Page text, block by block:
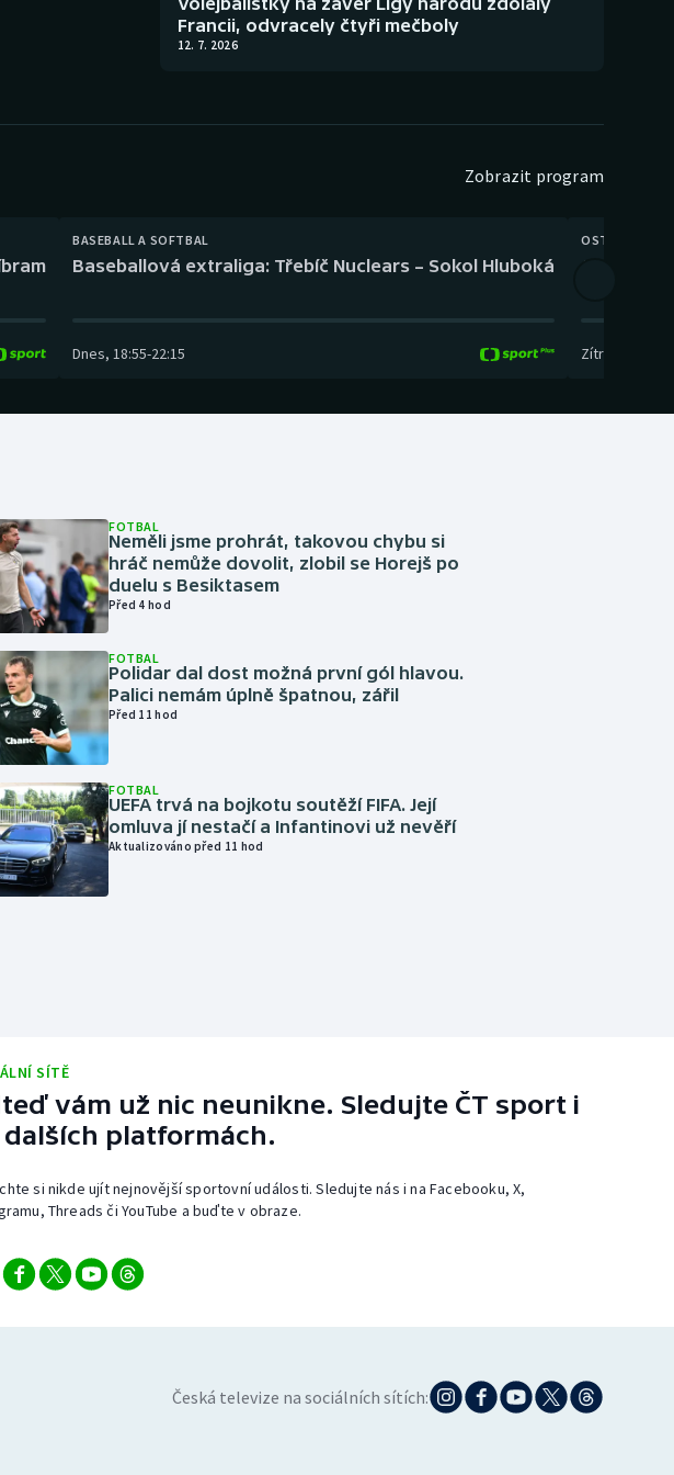
Francii, odvracely čtyři mečboly
12. 7. 2026
Zobrazit program
BASEBALL A SOFTBAL
Baseballová extraliga: Třebíč Nuclears – Sokol Hluboká
Dnes, 18:55-22:15
OSTATNÍ
Zítra
FOTBAL
Neměli jsme prohrát, takovou chybu si
hráč nemůže dovolit, zlobil se Horejš po
duelu s Besiktasem
Před 4 hod
FOTBAL
Polidar dal dost možná první gól hlavou.
Palici nemám úplně špatnou, zářil
Před 11 hod
FOTBAL
UEFA trvá na bojkotu soutěží FIFA. Její
omluva jí nestačí a Infantinovi už nevěří
Aktualizováno před 11 hod
SÍTĚ
vám už nic neunikne. Sledujte ČT sport i
dalších platformách.
si nikde ujít nejnovější sportovní události. Sledujte nás i na Facebooku, X,
Threads či YouTube a buďte v obraze.
Česká televize na sociálních sítích: